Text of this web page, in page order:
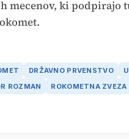
mecenov, ki podpirajo
DRŽAVNO PRVENSTVO
ROZMAN
ROKOMETNA ZVEZA